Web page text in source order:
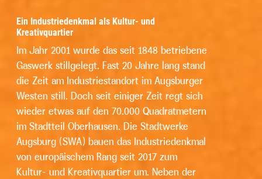
Ein Industriedenkmal als Kultur- und
Kreativquartier
Im Jahr 2001 wurde das seit 1848 betriebene
Gaswerk stillgelegt. Fast 20 Jahre lang stand
die Zeit am Industriestandort im Augsburger
Westen still. Doch seit einiger Zeit regt sich
wieder etwas auf den 70.000 Quadratmetern
im Stadtteil Oberhausen. Die Stadtwerke
Augsburg (SWA) bauen das Industriedenkmal
von europäischem Rang seit 2017 zum
Kultur- und Kreativquartier um. Neben der